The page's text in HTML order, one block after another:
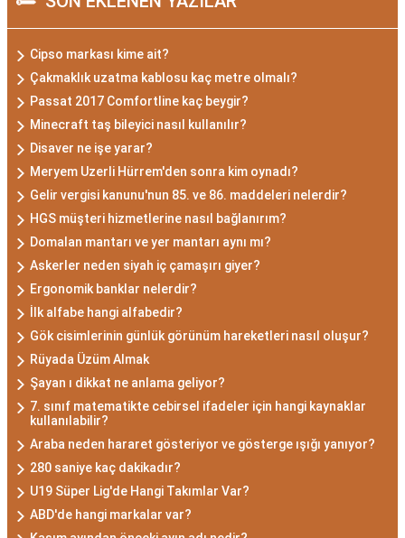
Cipso markası kime ait?
Çakmaklık uzatma kablosu kaç metre olmalı?
Passat 2017 Comfortline kaç beygir?
Minecraft taş bileyici nasıl kullanılır?
Disaver ne işe yarar?
Meryem Uzerli Hürrem'den sonra kim oynadı?
Gelir vergisi kanunu'nun 85. ve 86. maddeleri nelerdir?
HGS müşteri hizmetlerine nasıl bağlanırım?
Domalan mantarı ve yer mantarı aynı mı?
Askerler neden siyah iç çamaşırı giyer?
Ergonomik banklar nelerdir?
İlk alfabe hangi alfabedir?
Gök cisimlerinin günlük görünüm hareketleri nasıl oluşur?
Rüyada Üzüm Almak
Şayan ı dikkat ne anlama geliyor?
7. sınıf matematikte cebirsel ifadeler için hangi kaynaklar
kullanılabilir?
Araba neden hararet gösteriyor ve gösterge ışığı yanıyor?
280 saniye kaç dakikadır?
U19 Süper Lig'de Hangi Takımlar Var?
ABD'de hangi markalar var?